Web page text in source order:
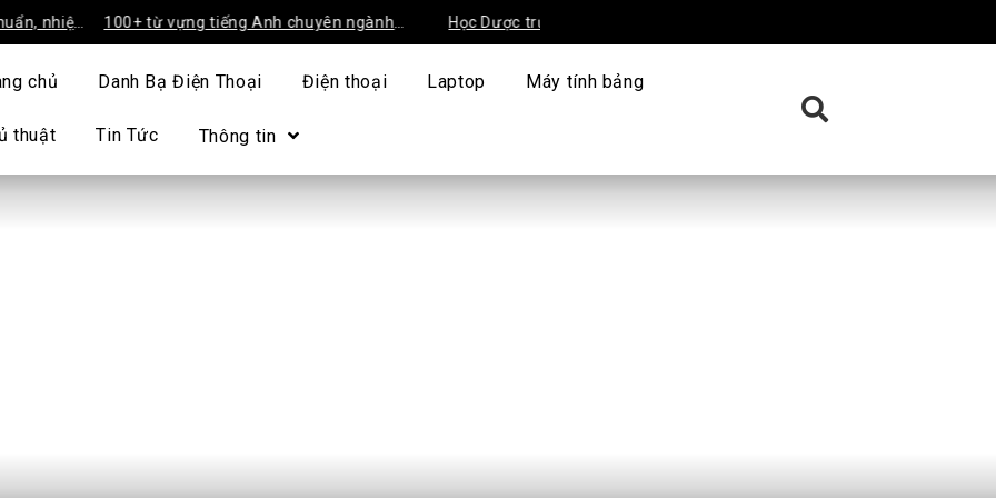
100+ từ vựng tiếng Anh chuyên ngành
Học Dược trường tư nào tốt? Top trường uy
chủ Danh Bạ Điện Thoại Điện thoại Laptop Máy tính bảng
thuật Tin Tức Thông tin